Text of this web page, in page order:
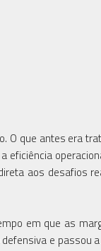
O que antes era
eficiência
aos desafios
em que as
e passou